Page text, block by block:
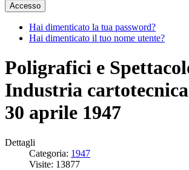
Accesso
Hai dimenticato la tua password?
Hai dimenticato il tuo nome utente?
Poligrafici e
Industria
30 aprile 1947
Dettagli
Categoria: 1947
Visite: 13877